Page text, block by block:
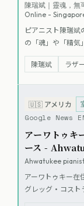
陳瑞斌｜靈魂，無
Online -
ピアニスト陳瑞斌
の「魂」や「精気
協奏曲全曲とパガ
学派の継承者と
陳瑞斌 ラザ
🇺🇸 アメリカ
Google News
アーワトゥキ
ース -
Ahwatukee
アーワトゥキー在
グレッグ・コスト